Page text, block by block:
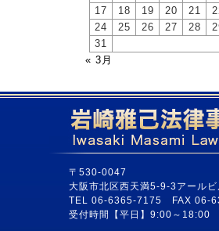
17
18 19 20 21
24
25 26 27 28
31
« 3月
〒530-0047
大阪市北区西天満5-9-3アール
TEL 06-6365-7175 FAX 06-
受付時間【平日】9:00～18:00